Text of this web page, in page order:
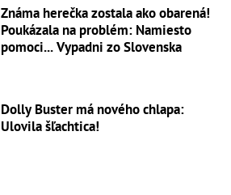
Známa herečka zostala ako obarená!
Poukázala na problém: Namiesto
pomoci... Vypadni zo Slovenska
Dolly Buster má nového chlapa:
Ulovila šľachtica!